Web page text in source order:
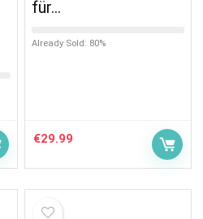
für…
Already Sold: 80%
€29.99